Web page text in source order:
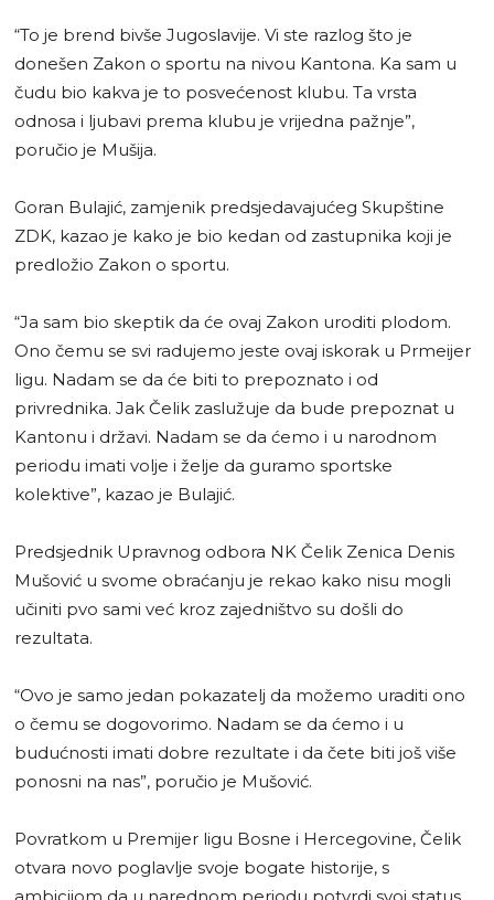
“To je brend bivše Jugoslavije. Vi ste razlog što je
donešen Zakon o sportu na nivou Kantona. Ka sam u
čudu bio kakva je to posvećenost klubu. Ta vrsta
odnosa i ljubavi prema klubu je vrijedna pažnje”,
poručio je Mušija.
Goran Bulajić, zamjenik predsjedavajućeg Skupštine
ZDK, kazao je kako je bio kedan od zastupnika koji je
predložio Zakon o sportu.
“Ja sam bio skeptik da će ovaj Zakon uroditi plodom.
Ono čemu se svi radujemo jeste ovaj iskorak u Prmeijer
ligu. Nadam se da će biti to prepoznato i od
privrednika. Jak Čelik zaslužuje da bude prepoznat u
Kantonu i državi. Nadam se da ćemo i u narodnom
periodu imati volje i želje da guramo sportske
kolektive”, kazao je Bulajić.
Predsjednik Upravnog odbora NK Čelik Zenica Denis
Mušović u svome obraćanju je rekao kako nisu mogli
učiniti pvo sami već kroz zajedništvo su došli do
rezultata.
“Ovo je samo jedan pokazatelj da možemo uraditi ono
o čemu se dogovorimo. Nadam se da ćemo i u
budućnosti imati dobre rezultate i da čete biti još više
ponosni na nas”, poručio je Mušović.
Povratkom u Premijer ligu Bosne i Hercegovine, Čelik
otvara novo poglavlje svoje bogate historije, s